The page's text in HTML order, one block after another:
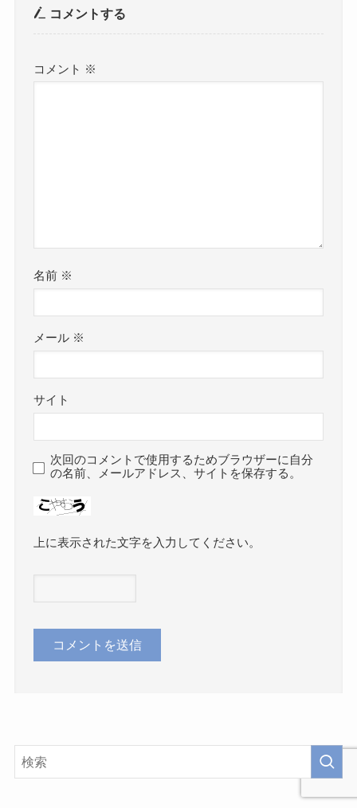
コメントする
コメント ※
名前 ※
メール ※
サイト
次回のコメントで使用するためブラウザーに自分
の名前、メールアドレス、サイトを保存する。
上に表示された文字を入力してください。